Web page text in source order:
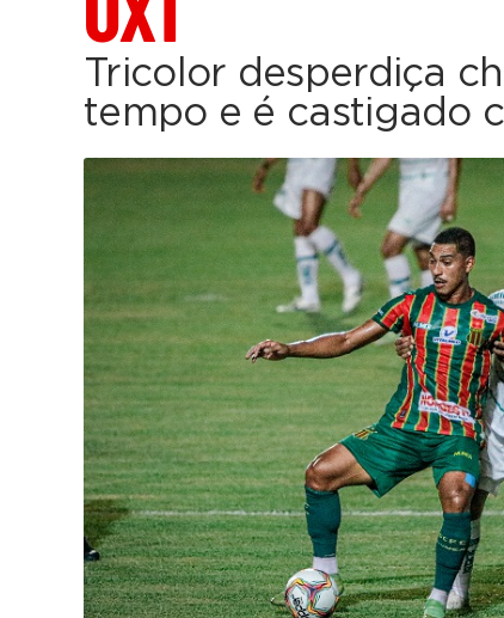
Tricolor desperdiça
tempo e é castigado